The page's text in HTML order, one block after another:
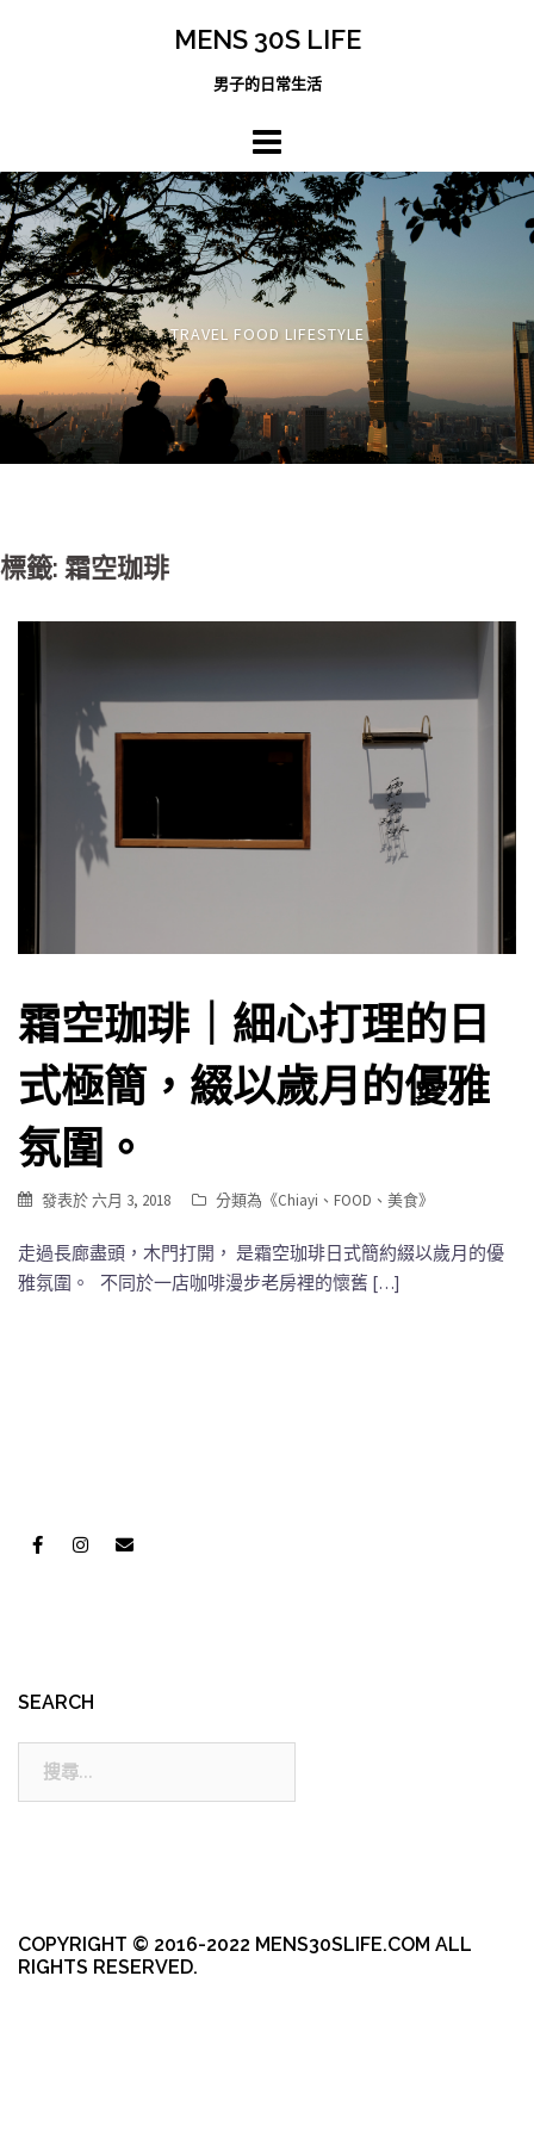
MENS 30S LIFE
男子的日常生活
TRAVEL FOOD LIFESTYLE
標籤: 霜空珈琲
霜空珈琲｜細心打理的日
式極簡，綴以歲月的優雅
氛圍。
發表於六月 3, 2018 分類為《Chiayi 、 FOOD 、 美食》
走過長廊盡頭，木門打開， 是霜空珈琲日式簡約綴以歲月的優
雅氛圍。 不同於一店咖啡漫步老房裡的懷舊 […]
SEARCH
COPYRIGHT © 2016-2022 MENS30SLIFE.COM ALL
RIGHTS RESERVED.